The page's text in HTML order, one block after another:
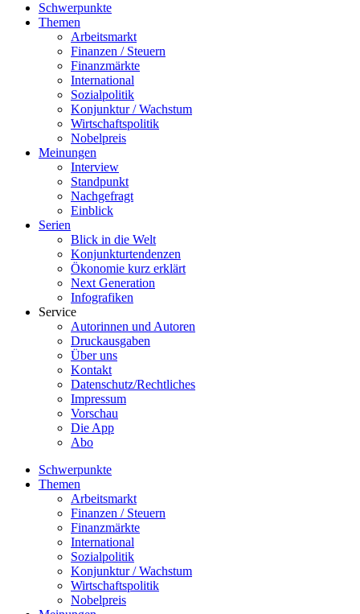
Schwerpunkte
Themen
Arbeitsmarkt
Finanzen / Steuern
Finanzmärkte
International
Sozialpolitik
Konjunktur / Wachstum
Wirtschaftspolitik
Nobelpreis
Meinungen
Interview
Standpunkt
Nachgefragt
Einblick
Serien
Blick in die Welt
Konjunkturtendenzen
Ökonomie kurz erklärt
Next Generation
Infografiken
Service
Autorinnen und Autoren
Druckausgaben
Über uns
Kontakt
Datenschutz/Rechtliches
Impressum
Vorschau
Die App
Abo
Schwerpunkte
Themen
Arbeitsmarkt
Finanzen / Steuern
Finanzmärkte
International
Sozialpolitik
Konjunktur / Wachstum
Wirtschaftspolitik
Nobelpreis